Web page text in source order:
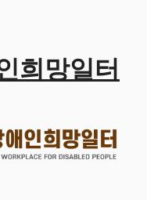
희망일터